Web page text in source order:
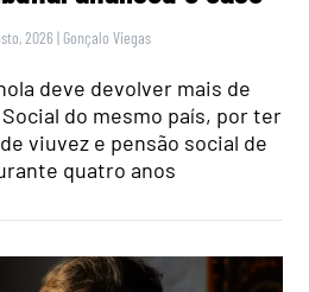
2026 | Gonçalo Viegas
deve devolver mais de
do mesmo país, por ter
viuvez e pensão social de
quatro anos